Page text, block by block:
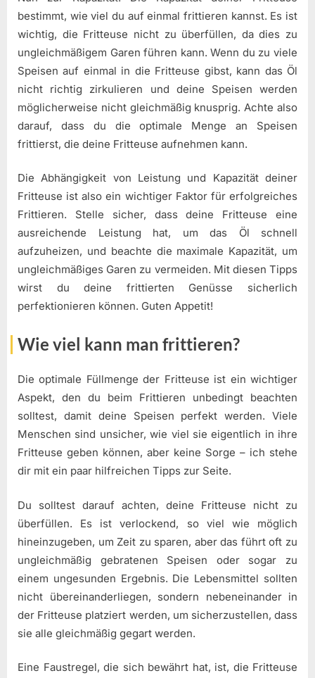
bestimmt, wie viel du auf einmal frittieren kannst. Es ist
wichtig, die Fritteuse nicht zu überfüllen, da dies zu
ungleichmäßigem Garen führen kann. Wenn du zu viele
Speisen auf einmal in die Fritteuse gibst, kann das Öl
nicht richtig zirkulieren und deine Speisen werden
möglicherweise nicht gleichmäßig knusprig. Achte also
darauf, dass du die optimale Menge an Speisen
frittierst, die deine Fritteuse aufnehmen kann.
Die Abhängigkeit von Leistung und Kapazität deiner
Fritteuse ist also ein wichtiger Faktor für erfolgreiches
Frittieren. Stelle sicher, dass deine Fritteuse eine
ausreichende Leistung hat, um das Öl schnell
aufzuheizen, und beachte die maximale Kapazität, um
ungleichmäßiges Garen zu vermeiden. Mit diesen Tipps
wirst du deine frittierten Genüsse sicherlich
perfektionieren können. Guten Appetit!
Wie viel kann man frittieren?
Die optimale Füllmenge der Fritteuse ist ein wichtiger
Aspekt, den du beim Frittieren unbedingt beachten
solltest, damit deine Speisen perfekt werden. Viele
Menschen sind unsicher, wie viel sie eigentlich in ihre
Fritteuse geben können, aber keine Sorge – ich stehe
dir mit ein paar hilfreichen Tipps zur Seite.
Du solltest darauf achten, deine Fritteuse nicht zu
überfüllen. Es ist verlockend, so viel wie möglich
hineinzugeben, um Zeit zu sparen, aber das führt oft zu
ungleichmäßig gebratenen Speisen oder sogar zu
einem ungesunden Ergebnis. Die Lebensmittel sollten
nicht übereinanderliegen, sondern nebeneinander in
der Fritteuse platziert werden, um sicherzustellen, dass
sie alle gleichmäßig gegart werden.
Eine Faustregel, die sich bewährt hat, ist, die Fritteuse